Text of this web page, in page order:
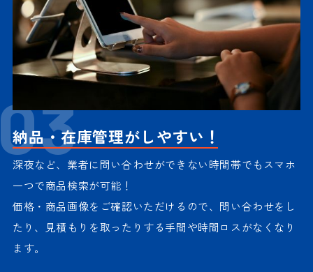
納品・在庫管理がしやすい！
深夜など、業者に問い合わせができない時間帯でもスマホ
一つで商品検索が可能！
価格・商品画像をご確認いただけるので、問い合わせをし
たり、見積もりを取ったりする手間や時間ロスがなくなり
ます。